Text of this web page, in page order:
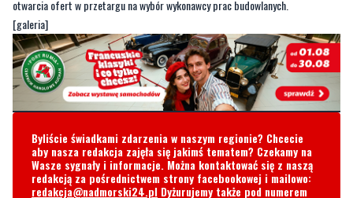
Byliście świadkami zdarzenia w naszym regionie? Chcecie
aby nasza redakcja zajęła się jakimś tematem? Czekamy na
Wasze sygnały i informacje. Można kontaktować się z naszą
redakcja@nadmorski24.plDyżurujemy także pod numerem
telefonu729 715 670.